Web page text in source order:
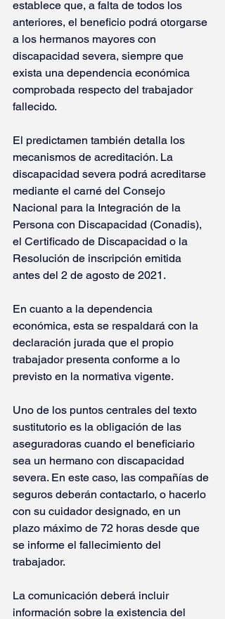
establece que, a falta de todos los
anteriores, el beneficio podrá otorgarse
a los hermanos mayores con
discapacidad severa, siempre que
exista una dependencia económica
comprobada respecto del trabajador
fallecido.
El predictamen también detalla los
mecanismos de acreditación. La
discapacidad severa podrá acreditarse
mediante el carné del Consejo
Nacional para la Integración de la
Persona con Discapacidad (Conadis),
el Certificado de Discapacidad o la
Resolución de inscripción emitida
antes del 2 de agosto de 2021.
En cuanto a la dependencia
económica, esta se respaldará con la
declaración jurada que el propio
trabajador presenta conforme a lo
previsto en la normativa vigente.
Uno de los puntos centrales del texto
sustitutorio es la obligación de las
aseguradoras cuando el beneficiario
sea un hermano con discapacidad
severa. En este caso, las compañías de
seguros deberán contactarlo, o hacerlo
con su cuidador designado, en un
plazo máximo de 72 horas desde que
se informe el fallecimiento del
trabajador.
La comunicación deberá incluir
información sobre la existencia del